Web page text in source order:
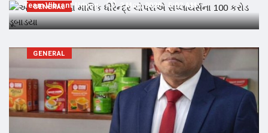
GENERAL
Team Vibrant Udyog 2 May, 2026 - 5:02 AM
GENERAL